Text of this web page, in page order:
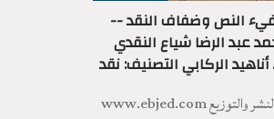
النص وضفاف النقد --
عبد الرضا شياع النقدي
الركابي التصنيف: نقد
مؤسسة ابجد للترجمة والنشر والتوزيع www.ebjed.com